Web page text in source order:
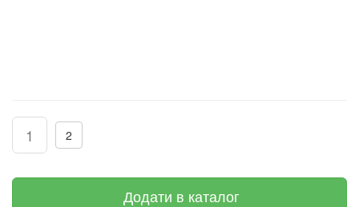
1 2
Додати в каталог